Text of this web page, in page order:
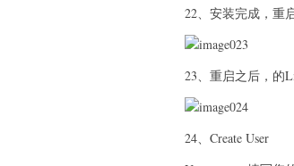
22、安装完成，重
23、重启之后，的
24、Create User